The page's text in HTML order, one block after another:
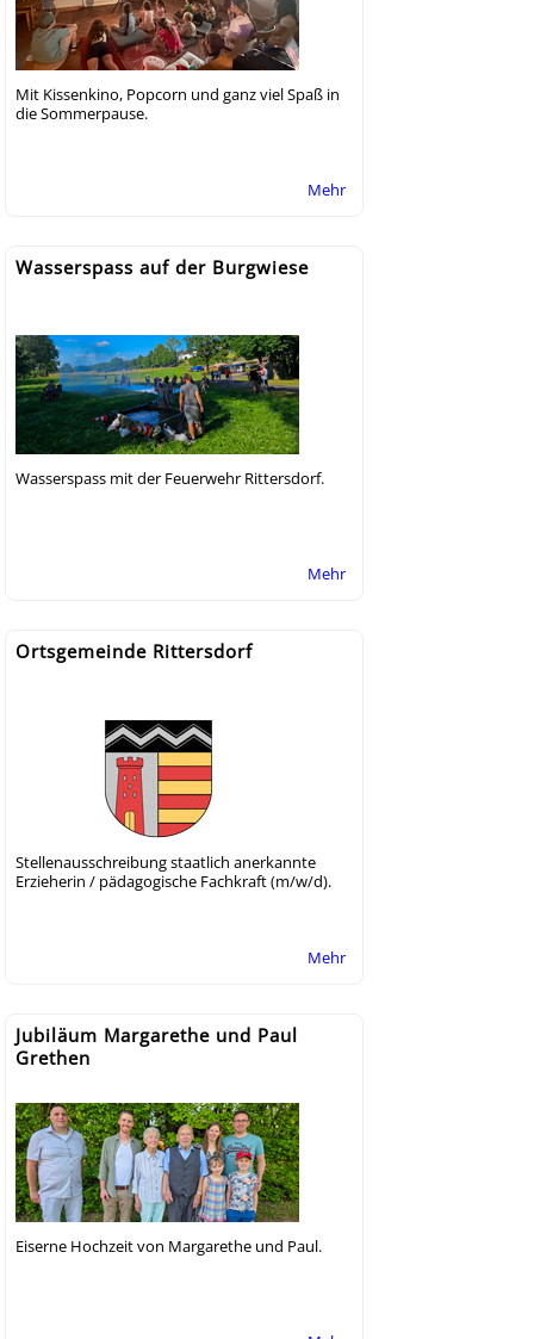
Mit Kissenkino, Popcorn und ganz viel Spaß in
die Sommerpause.
Mehr
Wasserspass auf der Burgwiese
Wasserspass mit der Feuerwehr Rittersdorf.
Mehr
Ortsgemeinde Rittersdorf
Stellenausschreibung staatlich anerkannte
Erzieherin / pädagogische Fachkraft (m/w/d).
Mehr
Jubiläum Margarethe und Paul
Grethen
Eiserne Hochzeit von Margarethe und Paul.